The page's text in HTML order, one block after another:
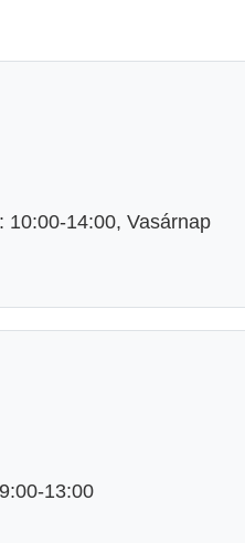
10:00-14:00, Vasárnap
13:00